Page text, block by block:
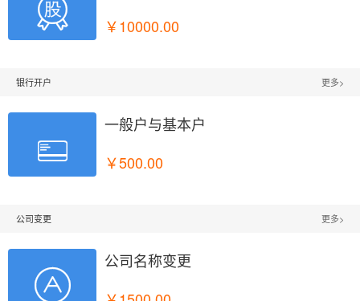

￥10000.00
银行开户 更多>

一般户与基本户
￥500.00
公司变更 更多>

公司名称变更